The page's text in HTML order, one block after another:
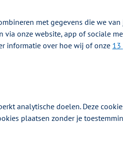
met gegevens die we
onze website, app of sociale
informatie over hoe wij of onze 13
analytische doelen. Deze
plaatsen zonder je